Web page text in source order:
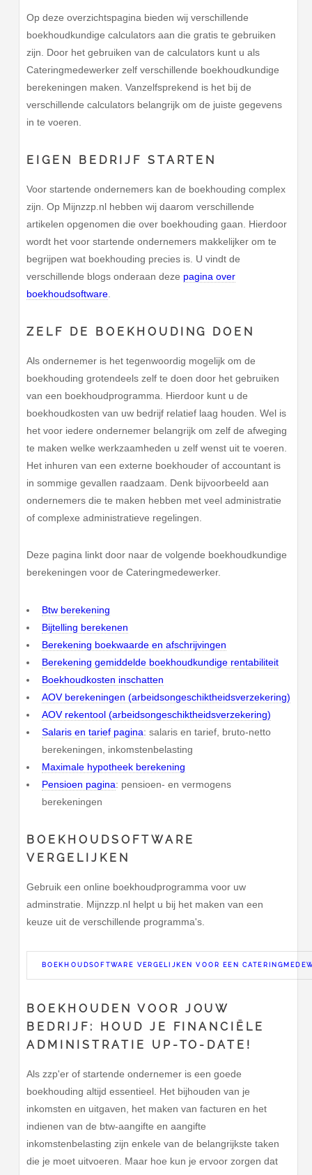
Op deze overzichtspagina bieden wij verschillende
boekhoudkundige calculators aan die gratis te gebruiken
zijn. Door het gebruiken van de calculators kunt u als
Cateringmedewerker zelf verschillende boekhoudkundige
berekeningen maken. Vanzelfsprekend is het bij de
verschillende calculators belangrijk om de juiste gegevens
in te voeren.
EIGEN BEDRIJF STARTEN
Voor startende ondernemers kan de boekhouding complex
zijn. Op Mijnzzp.nl hebben wij daarom verschillende
artikelen opgenomen die over boekhouding gaan. Hierdoor
wordt het voor startende ondernemers makkelijker om te
begrijpen wat boekhouding precies is. U vindt de
verschillende blogs onderaan deze pagina over
boekhoudsoftware
ZELF DE BOEKHOUDING DOEN
Als ondernemer is het tegenwoordig mogelijk om de
boekhouding grotendeels zelf te doen door het gebruiken
van een boekhoudprogramma. Hierdoor kunt u de
boekhoudkosten van uw bedrijf relatief laag houden. Wel is
het voor iedere ondernemer belangrijk om zelf de afweging
te maken welke werkzaamheden u zelf wenst uit te voeren.
Het inhuren van een externe boekhouder of accountant is
in sommige gevallen raadzaam. Denk bijvoorbeeld aan
ondernemers die te maken hebben met veel administratie
of complexe administratieve regelingen.
Deze pagina linkt door naar de volgende boekhoudkundige
berekeningen voor de Cateringmedewerker.
Btw berekening
Bijtelling berekenen
Berekening boekwaarde en afschrijvingen
Berekening gemiddelde boekhoudkundige rentabiliteit
Boekhoudkosten inschatten
AOV berekeningen (arbeidsongeschiktheidsverzekering)
AOV rekentool (arbeidsongeschiktheidsverzekering)
Salaris en tarief pagina: salaris en tarief, bruto-netto
berekeningen, inkomstenbelasting
Maximale hypotheek berekening
Pensioen pagina: pensioen- en vermogens
berekeningen
BOEKHOUDSOFTWARE
VERGELIJKEN
Gebruik een online boekhoudprogramma voor uw
adminstratie. Mijnzzp.nl helpt u bij het maken van een
keuze uit de verschillende programma's.
BOEKHOUDSOFTWARE VERGELIJKEN VOOR EEN
BOEKHOUDEN VOOR JOUW
BEDRIJF: HOUD JE FINANCIËLE
ADMINISTRATIE UP-TO-DATE!
Als zzp'er of startende ondernemer is een goede
boekhouding altijd essentieel. Het bijhouden van je
inkomsten en uitgaven, het maken van facturen en het
indienen van de btw-aangifte en aangifte
inkomstenbelasting zijn enkele van de belangrijkste taken
die je moet uitvoeren. Maar hoe kun je ervoor zorgen dat